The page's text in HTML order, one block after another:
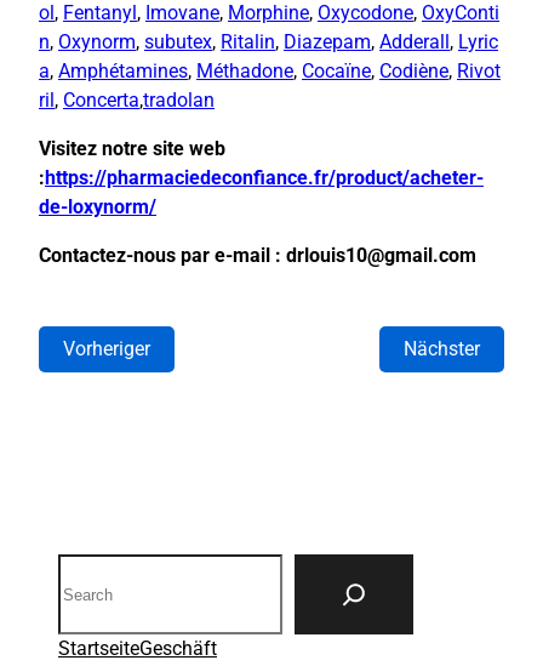
ol , Fentanyl , Imovane, Morphine, Oxycodone, OxyConti
n, Oxynorm, subutex, Ritalin, Diazepam, Adderall , Lyric
a, Amphétamines, Méthadone, Cocaïne, Codiène, Rivot
ril , Concerta,tradolan
Visitez notre site web
: https://pharmaciedeconfiance.fr/product/acheter-
de-loxynorm/
Contactez-nous par e-mail : drlouis10@gmail.com
Vorheriger Nächster
StartseiteGeschäft